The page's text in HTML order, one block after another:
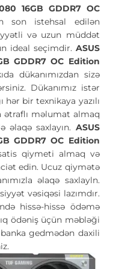
16GB GDDR7 OC
son istehsal edilən
və uzun müddət
ideal seçimdir. ASUS
GDDR7 OC Edition
dükanımızdan sizə
Dükanımız istər
hər bir texnikaya yazılı
məlumat almaq
əlaqə saxlayın. ASUS
GDDR7 OC Edition
qiymeti almaq və
edin. Ucuz qiymətə
əlaqə saxlayln.
vəsiqəsi lazımdır.
hissə-hissə ödəmə
ödəniş üçün məbləği
gedmədən daxili